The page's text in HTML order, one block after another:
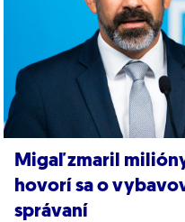
Migaľ zmaril
hovorí sa o
správaní